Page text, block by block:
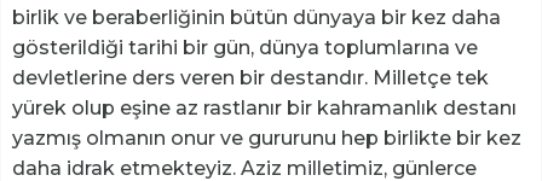
birlik ve beraberliğinin bütün dünyaya bir kez daha
gösterildiği tarihi bir gün, dünya toplumlarına ve
devletlerine ders veren bir destandır. Milletçe tek
yürek olup eşine az rastlanır bir kahramanlık destanı
yazmış olmanın onur ve gururunu hep birlikte bir kez
daha idrak etmekteyiz. Aziz milletimiz, günlerce